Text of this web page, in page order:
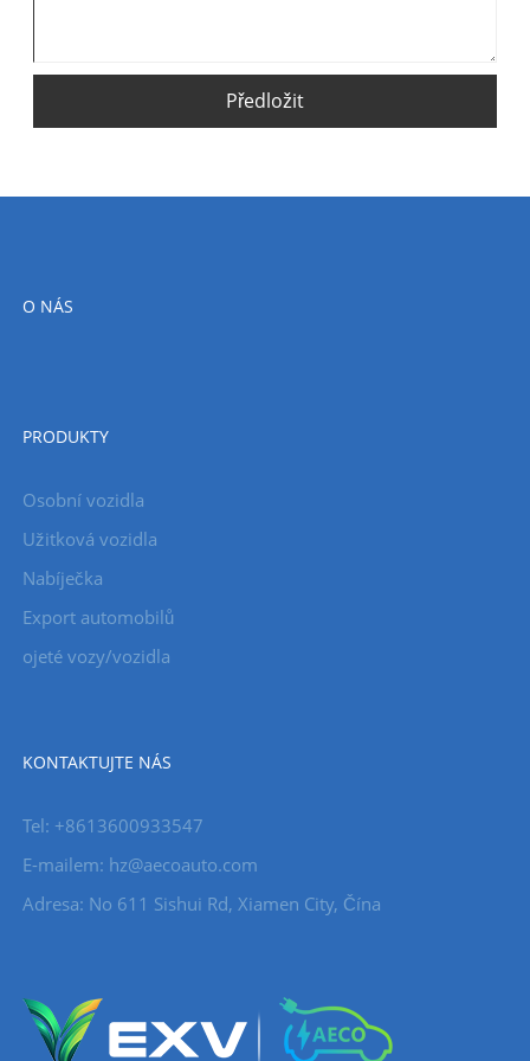
Předložit
O NÁS
PRODUKTY
Osobní vozidla
Užitková vozidla
Nabíječka
Export automobilů
ojeté vozy/vozidla
KONTAKTUJTE NÁS
Tel: +8613600933547
E-mailem: hz@aecoauto.com
Adresa: No 611 Sishui Rd, Xiamen City, Čína